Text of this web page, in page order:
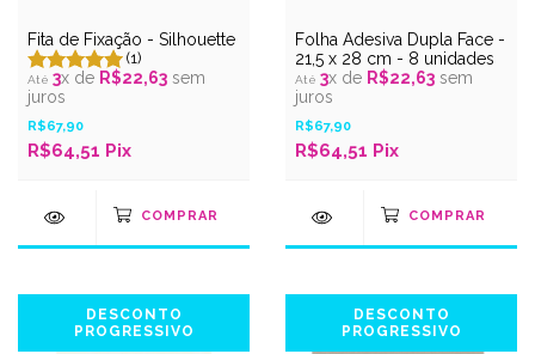
Fita de Fixação - Silhouette
(1)
3x de R$22,63 sem
juros
R$67,90
R$64,51 Pix
Folha Adesiva Dupla Face -
21,5 x 28 cm - 8 unidades
3x de R$22,63 sem
juros
R$67,90
R$64,51 Pix
DESCONTO
PROGRESSIVO
DESCONTO
PROGRESSIVO